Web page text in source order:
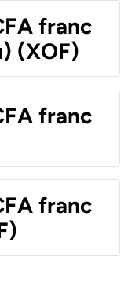
franc
(XOF)
franc
franc